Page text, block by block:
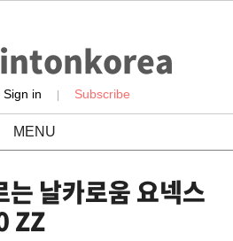
Sign in | Subscribe
MENU
날카로움 요넥스
ZZ